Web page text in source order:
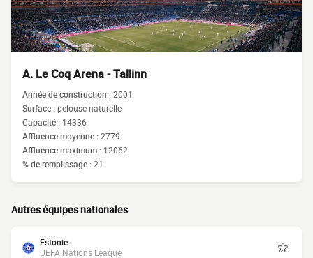
A. Le Coq Arena - Tallinn
Année de construction :2001
Surface :pelouse naturelle
Capacité : 14336
Affluence moyenne :2779
Affluence maximum : 12062
% de remplissage :21
Autres équipes nationales
Estonie
UEFA Nations League